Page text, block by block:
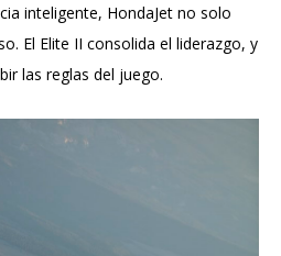
inteligente, HondaJet no solo
El Elite II consolida el liderazgo, y
las reglas del juego.